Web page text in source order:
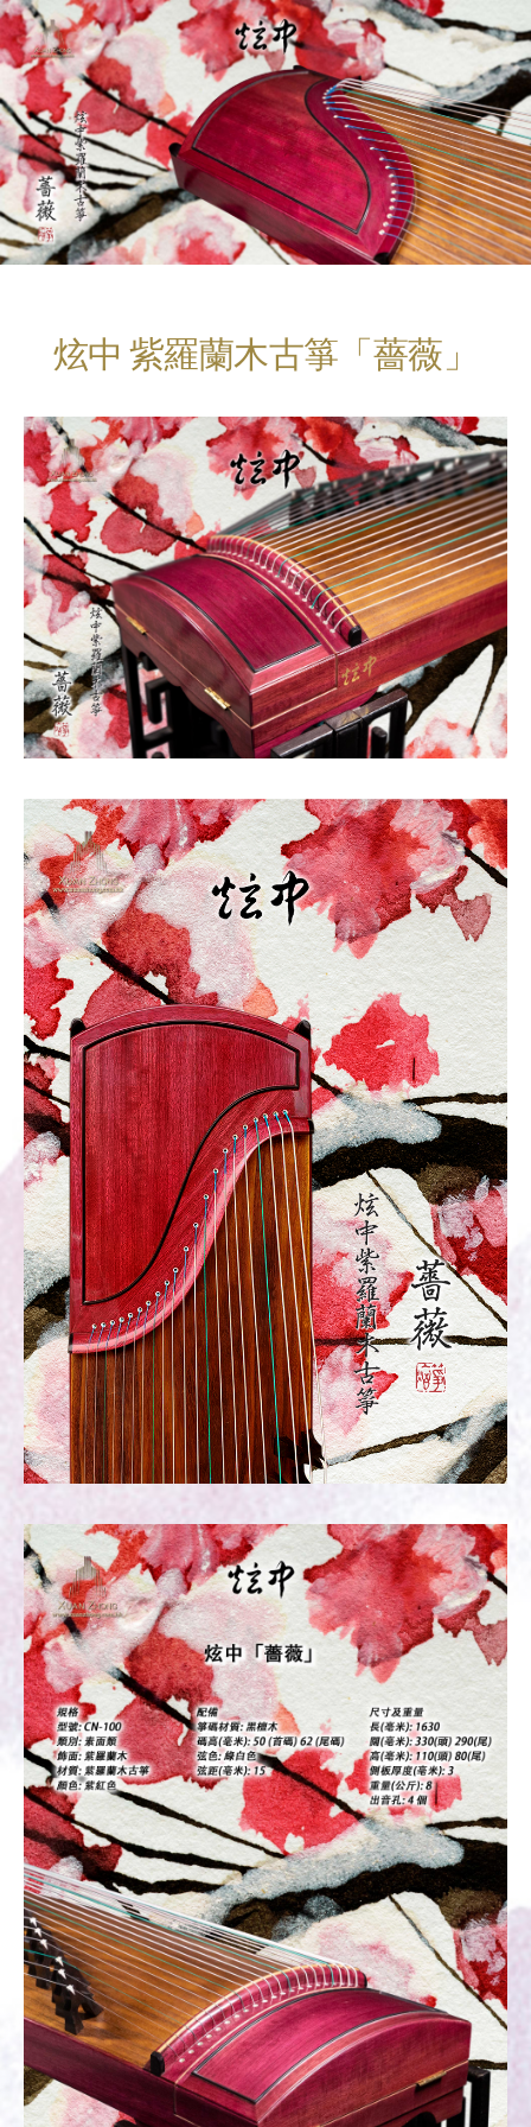
炫中 紫羅蘭木古箏「薔薇」